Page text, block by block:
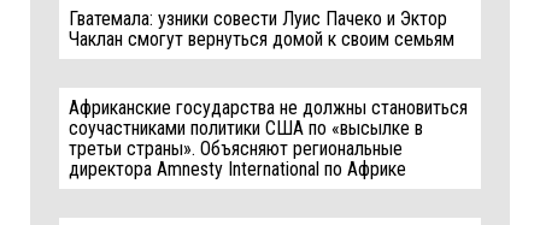
Гватемала: узники совести Луис Пачеко и Эктор
Чаклан смогут вернуться домой к своим семьям
Африканские государства не должны становиться
соучастниками политики США по «высылке в
третьи страны». Объясняют региональные
директора Amnesty International по Африке